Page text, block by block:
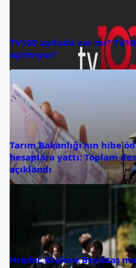
TV100 uyduda var mı?
açılmıyor?
Tarım Bakanlığı’nın hibe
hesaplara yattı: Toplam
açıklandı
Hradec Kralove Beşiktaş